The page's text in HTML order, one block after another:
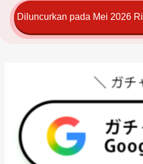
Diluncurkan pada Mei 2026